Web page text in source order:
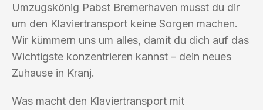
Umzugskönig Pabst Bremerhaven musst du dir
um den Klaviertransport keine Sorgen machen.
Wir kümmern uns um alles, damit du dich auf das
Wichtigste konzentrieren kannst – dein neues
Zuhause in Kranj.
Was macht den Klaviertransport mit